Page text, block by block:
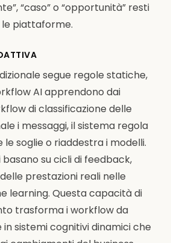
“caso” o “opportunità” resti
piattaforme.
segue regole statiche,
AI apprendono dai
di classificazione delle
i messaggi, il sistema regola
soglie o riaddestra i modelli.
su cicli di feedback,
prestazioni reali nelle
learning. Questa capacità di
trasforma i workflow da
sistemi cognitivi dinamici che